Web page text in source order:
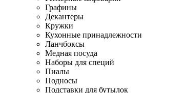
Графины
Декантеры
Кружки
Кухонные принадлежности
Ланчбоксы
Медная посуда
Наборы для специй
Пиалы
Подносы
Подставки для бутылок